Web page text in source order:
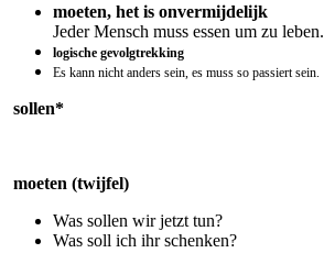
moeten, het is onvermijdelijk
Jeder Mensch muss essen um zu leben.
logische gevolgtrekking
Es kann nicht anders sein, es muss so passiert sein.
sollen*
moeten (twijfel)
Was sollen wir jetzt tun?
Was soll ich ihr schenken?